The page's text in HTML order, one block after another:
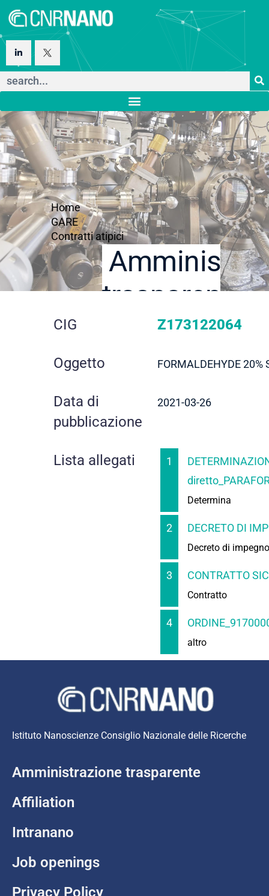
Home
GARE
Contratti atipici
trasparente
dettaglio
gara
CIG Z173122064
Oggetto FORMALDEHYDE 20%
Data di
pubblicazione
2021-03-26
Lista allegati 1
Determina
2 DECRETO DI
Decreto di impegno
3 CONTRATTO
Contratto
4
altro
Istituto Nanoscienze Consiglio Nazionale delle Ricerche
Amministrazione trasparente
Affiliation
Intranano
Job openings
Privacy Policy